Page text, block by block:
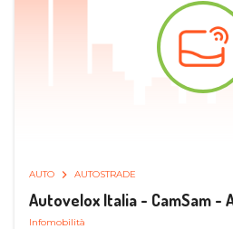
AUTO AUTOSTRADE
Autovelox Italia - CamSam -
Infomobilità